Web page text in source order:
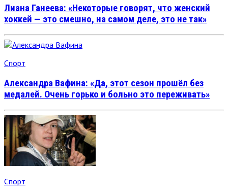
Лиана Ганеева: «Некоторые говорят, что женский
хоккей — это смешно, на самом деле, это не так»
Спорт
Александра Вафина: «Да, этот сезон прошёл без
медалей. Очень горько и больно это переживать»
Спорт